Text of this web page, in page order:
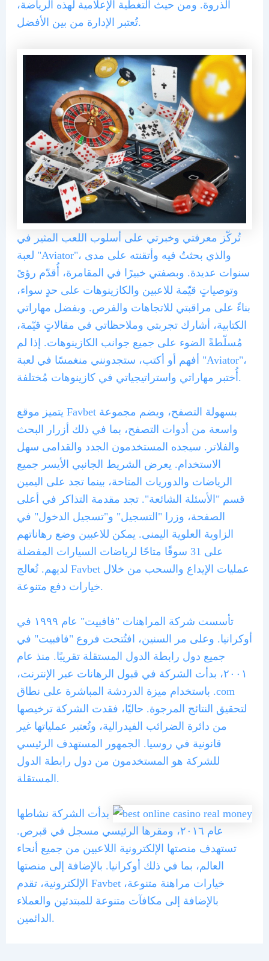
الذروة. ومن حيث التغطية الإعلامية لهذه الرياضة،
تُعتبر الإدارة من بين الأفضل.
تُركّز معرفتي وخبرتي على أسلوب اللعب المثير في
لعبة "Aviator"، والذي بحثتُ فيه وأتقنته على مدى
سنوات عديدة. وبصفتي خبيرًا في المقامرة، أُقدّم رؤىً
وتوصياتٍ قيّمة للاعبين والكازينوهات على حدٍ سواء،
بناءً على مراقبتي للاتجاهات والفرص. وبفضل مهاراتي
الكتابية، أشارك تجربتي وملاحظاتي في مقالاتٍ قيّمة،
مُسلّطةً الضوء على جميع جوانب الكازينوهات. إذا لم
أفهم أو أكتب، ستجدونني منغمسًا في لعبة "Aviator"،
أُختبر مهاراتي واستراتيجياتي في كازينوهات مُختلفة.
يتميز موقع Favbet بسهولة التصفح، ويضم مجموعة
واسعة من أدوات التصفح، بما في ذلك أزرار البحث
والفلاتر. سيجده المستخدمون الجدد والقدامى سهل
الاستخدام. يعرض الشريط الجانبي الأيسر جميع
الرياضات والدوريات المتاحة، بينما تجد على اليمين
قسم "الأسئلة الشائعة". تجد مقدمة التذاكر في أعلى
الصفحة، وزرا "التسجيل" و"تسجيل الدخول" في
الزاوية العلوية اليمنى. يمكن للاعبين وضع رهاناتهم
على 31 سوقًا متاحًا لرياضات السيارات المفضلة
لديهم. تُعالج Favbet عمليات الإيداع والسحب من خلال
خيارات دفع متنوعة.
تأسست شركة المراهنات "فافبيت" عام ١٩٩٩ في
أوكرانيا. وعلى مر السنين، افتُتحت فروع "فافبيت" في
جميع دول رابطة الدول المستقلة تقريبًا. منذ عام
٢٠٠١، بدأت الشركة في قبول الرهانات عبر الإنترنت،
باستخدام ميزة الدردشة المباشرة على نطاق .com
لتحقيق النتائج المرجوة. حاليًا، فقدت الشركة ترخيصها
من دائرة الضرائب الفيدرالية، وتُعتبر عملياتها غير
قانونية في روسيا. الجمهور المستهدف الرئيسي
للشركة هو المستخدمون من دول رابطة الدول
المستقلة.
بدأت الشركة نشاطها
عام ٢٠١٦، ومقرها الرئيسي مسجل في قبرص.
تستهدف منصتها الإلكترونية اللاعبين من جميع أنحاء
العالم، بما في ذلك أوكرانيا. بالإضافة إلى منصتها
الإلكترونية، تقدم Favbet خيارات مراهنة متنوعة،
بالإضافة إلى مكافآت متنوعة للمبتدئين والعملاء
الدائمين.